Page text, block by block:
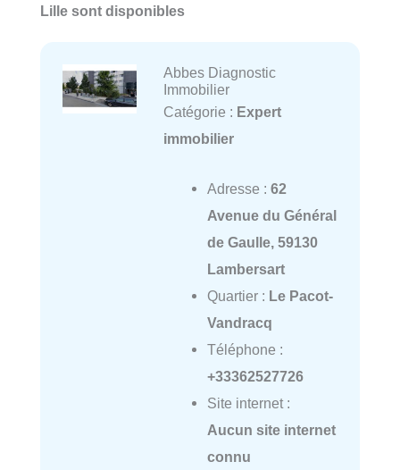
Lille sont disponibles
Abbes Diagnostic
Immobilier
Catégorie : Expert
immobilier
Adresse : 62
Avenue du Général
de Gaulle, 59130
Lambersart
Quartier : Le Pacot-
Vandracq
Téléphone :
+33362527726
Site internet :
Aucun site internet
connu